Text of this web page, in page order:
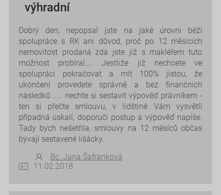
výhradní
Dobrý den, nepopsal jste na jaké úrovni běží
spolupráce s RK ani důvod, proč po 12 měsících
nemovitost prodaná zda jste již s makléřem tuto
možnost probíral.... Jestliže již nechcete ve
spolupráci pokračovat a mít 100% jistou, že
ukončení provedete správně a bez finančních
následků ..... nechte si sestavit výpověď právníkem -
ten si přečte smlouvu, v lidštině Vám vysvětlí
případná úskalí, doporučí postup a výpověď napíše.
Tady bych nešetřila, smlouvy na 12 měsíců občas
bývají sestavené lišácky.
Bc. Jana Šafránková
11.02.2018